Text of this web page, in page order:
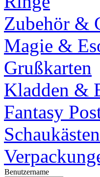
Zubehör &
Magie &
Grußkarten
Kladden &
Fantasy
Benutzername